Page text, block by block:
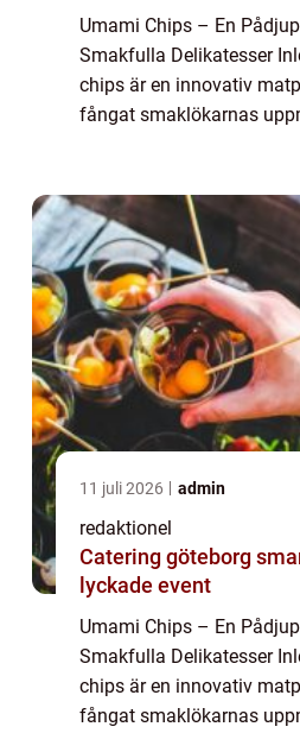
Umami Chips – En
Smakfulla Delikatesser
chips är en innovativ
fångat smaklökarnas
smakprof...
11 juli 2026 admin
redaktionel
Catering göteborg smarta val för
lyckade event
Umami Chips – En
Smakfulla Delikatesser
chips är en innovativ
fångat smaklökarnas